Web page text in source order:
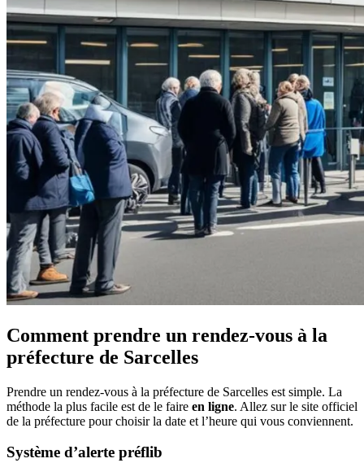
Comment prendre un rendez-vous à la
préfecture de Sarcelles
Prendre un rendez-vous à la préfecture de Sarcelles est simple. La
méthode la plus facile est de le faire en ligne. Allez sur le site officiel
de la préfecture pour choisir la date et l’heure qui vous conviennent.
Système d’alerte préflib